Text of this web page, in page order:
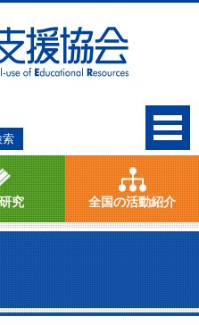
究 全国の活動紹介